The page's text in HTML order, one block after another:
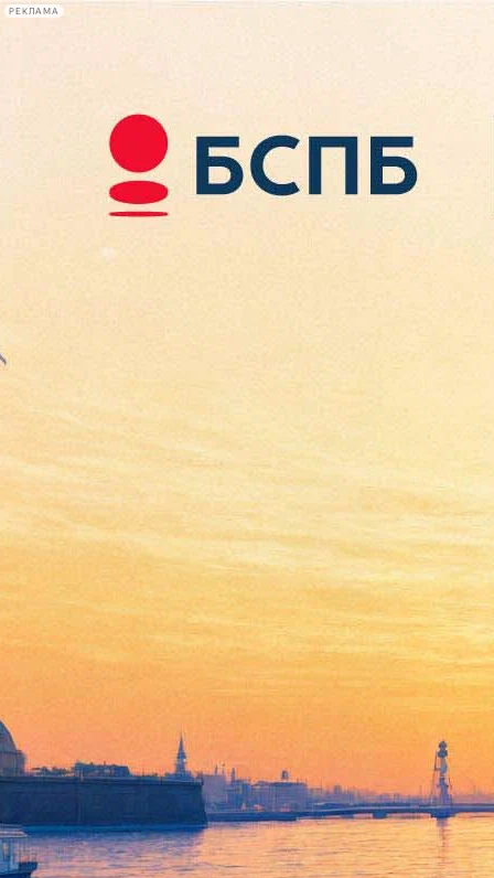
РЕКЛАМА
Сегодня:
2026.08.07
15:46
Афиша Plus